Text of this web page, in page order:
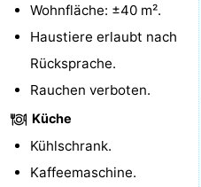
trinken
Praktisch
Forum
Route
-
Wohnfläche: ±40 m².
Haustiere erlaubt nach
Rücksprache.
Rauchen verboten.
Küche
Kühlschrank.
Kaffeemaschine.